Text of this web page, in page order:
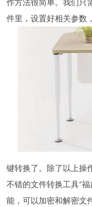
件里，设置好相关参数
键转换了。除了以上操
不错的文件转换工具“
能，可以加密和解密文